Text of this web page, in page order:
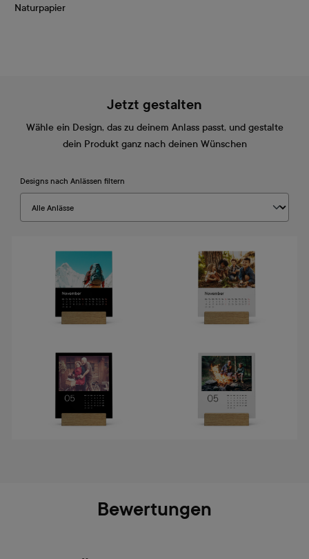
Naturpapier
Jetzt gestalten
Wähle ein Design, das zu deinem Anlass passt, und gestalte
dein Produkt ganz nach deinen Wünschen
Designs nach Anlässen filtern
Bewertungen